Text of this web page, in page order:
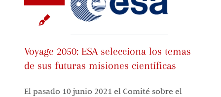
Voyage 2050: ESA selecciona los temas
de sus futuras misiones científicas
El pasado 10 junio 2021 el Comité sobre el